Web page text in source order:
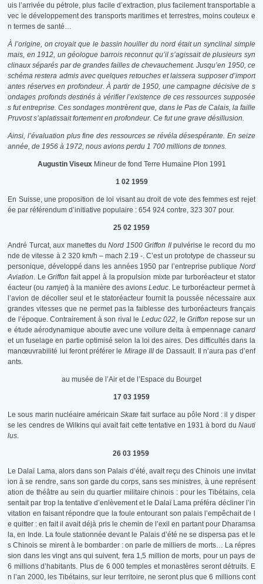
uis l’arrivée du pétrole, plus facile d’extraction, plus facilement transportable a
vec le développement des transports maritimes et terrestres, moins couteux e
n termes de santé…
À l’origine, on croyait que le bassin houiller du nord était un synclinal simple
mais, en 1912, un géologue barrois reconnut qu’il s’agissait de plusieurs syn
clinaux séparés par de grandes failles de chevauchement. Jusqu’en 1950, ce
schéma restera admis avec quelques retouches et laissera supposer d’import
antes réserves en profondeur. À partir de 1950, une campagne décisive de s
ondages profonds destinés à vérifier l’existence de ces ressources supposée
s fut entreprise. Ces sondages montrèrent que, dans le Pas de Calais, la faille
Pruvost s’aplatissait fortement en profondeur. Ce fut une grave désillusion.
Ainsi, l’évaluation plus fine des ressources se révéla désespérante. En seize
année, de 1956 à 1972, nous avions perdu 1 700 millions de tonnes.
Augustin Viseux Mineur de fond Terre Humaine Plon 1991
1 02 1959
En Suisse, une proposition de loi visant au droit de vote des femmes est rejet
ée par référendum d’initiative populaire : 654 924 contre, 323 307 pour.
25 02 1959
André Turcat, aux manettes duNord 1500 Griffon IIpulvérise le record du mo
nde de vitesse à 2 320 km/h – mach 2.19 -. C’est un prototype de chasseur su
personique, développé dans les années 1950 par l’entreprise publique Nord
Aviation. LeGriffon fait appel à la propulsion mixte par turboréacteur et stator
éacteur (ou ramjet) à la manière des avionsLeduc. Le turboréacteur permet à
l’avion de décoller seul et le statoréacteur fournit la poussée nécessaire aux
grandes vitesses que ne permet pas la faiblesse des turboréacteurs français
de l’époque. Contrairement à son rival le Leduc 022, leGriffon repose sur un
e étude aérodynamique aboutie avec une voilure delta à empennage canard
et un fuselage en partie optimisé selon la loi des aires. Des difficultés dans la
manœuvrabilité lui feront préférer le Mirage III de Dassault. Il n’aura pas d’enf
ants.
au musée de l’Air et de l’Espace du Bourget
17 03 1959
Le sous marin nucléaire américainSkate fait surface au pôle Nord : il y disper
se les cendres de Wilkins qui avait fait cette tentative en 1931 à bord du Nauti
lus.
26 03 1959
Le Dalaï Lama, alors dans son Palais d’été, avait reçu des Chinois une invitat
ion à se rendre, sans son garde du corps, sans ses ministres, à une représent
ation de théâtre au sein du quartier militaire chinois : pour les Tibétains, cela
sentait par trop la tentative d’enlèvement et le Dalaï Lama préféra décliner l’in
vitation en faisant répondre que la foule entourant son palais l’empêchait de l
e quitter : en fait il avait déjà pris le chemin de l’exil en partant pour Dharamsa
la, en Inde. La foule stationnée devant le Palais d’été ne se dispersa pas et le
s Chinois se mirent à le bombarder : on parle de milliers de morts… La répres
sion dans les vingt ans qui suivent, fera 1,5 million de morts, pour un pays de
6 millions d’habitants. Plus de 6 000 temples et monastères seront détruits. E
n l’an 2000, les Tibétains, sur leur territoire, ne seront plus que 6 millions cont